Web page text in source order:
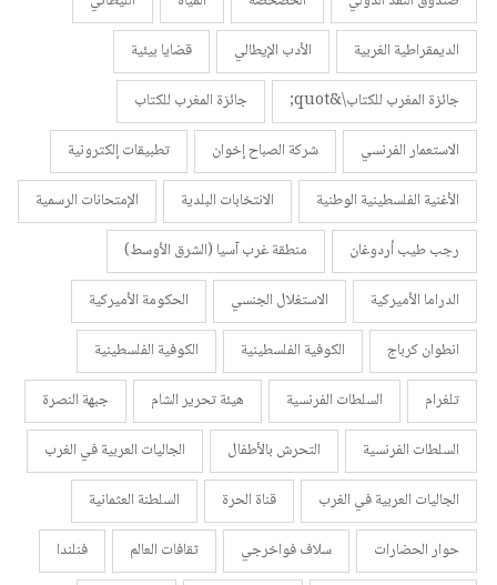
الديمقراطية الغربية
الأدب الإيطالي
قضايا بيئية
جائزة المغرب للكتاب\&quot;
جائزة المغرب للكتاب
الاستعمار الفرنسي
شركة الصباح إخوان
تطبيقات إلكترونية
الأغنية الفلسطينية الوطنية
الانتخابات البلدية
الإمتحانات الرسمية
رجب طيب أردوغان
منطقة غرب آسيا (الشرق الأوسط)
الدراما الأميركية
الاستغلال الجنسي
الحكومة الأميركية
انطوان كرباج
الكوفية الفلسطينية
الكوفية الفلسطينية
تلغرام
السلطات الفرنسية هيئة تحرير الشام
جبهة النصرة
السلطات الفرنسية
التحرش بالأطفال
الجاليات العربية في الغرب
الجاليات العربية في الغرب
قناة الحرة
السلطنة العثمانية
حوار الحضارات
سلاف فواخرجي ثقافات العالم
فنلندا